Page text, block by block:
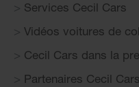
Services Cecil Cars
Vidéos voitures de
Cecil Cars dans la
Partenaires Cecil Cars